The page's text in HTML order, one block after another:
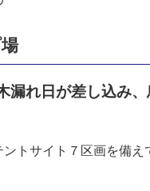
漏れ日が差し込み
トサイト７区画を備え